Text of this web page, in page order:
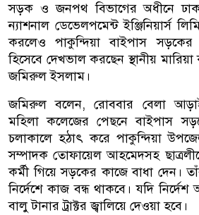
সড়ক ও জনপথ বিভাগের অধীনে ঢাকার
ন্যাশনাল ডেভেলপমেন্ট ইঞ্জিনিয়ার্স
করলেও পাকুন্দিয়া বাইপাস সড়কের
হিসেবে দেখভাল করছেন স্থানীয়
জমিরুল ইসলাম।
জমিরুল বলেন, রোববার বেলা
মহিলা কলেজের পেছনে বাইপাস
চলাকালে হঠাৎ করে পাকুন্দিয়া
সম্পাদক তোফায়েল আহমেদসহ
কর্মী গিয়ে সড়কের কাজে বাধা দেন।
নির্দেশে কাজ বন্ধ থাকবে। যদি
বালু টানার ট্রাক্টর জ্বালিয়ে দেওয়া হবে।